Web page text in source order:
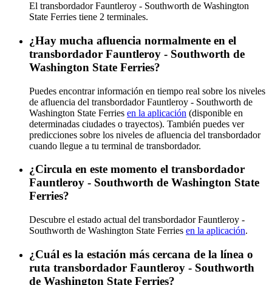
El transbordador Fauntleroy - Southworth de Washington
State Ferries tiene 2 terminales.
¿Hay mucha afluencia normalmente en el
transbordador Fauntleroy - Southworth de
Washington State Ferries?
Puedes encontrar información en tiempo real sobre los niveles
de afluencia del transbordador Fauntleroy - Southworth de
Washington State Ferries en la aplicación (disponible en
determinadas ciudades o trayectos). También puedes ver
predicciones sobre los niveles de afluencia del transbordador
cuando llegue a tu terminal de transbordador.
¿Circula en este momento el transbordador
Fauntleroy - Southworth de Washington State
Ferries?
Descubre el estado actual del transbordador Fauntleroy -
Southworth de Washington State Ferries en la aplicación.
¿Cuál es la estación más cercana de la línea o
ruta transbordador Fauntleroy - Southworth
de Washington State Ferries?